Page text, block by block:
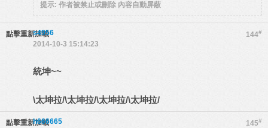
提示: 作者被禁止或刪除 內容自動屏蔽
點擊重新加載 144#
s4956
2014-10-3 15:14:23
統坤~~
\太坤拉/\太坤拉/\太坤拉/\太坤拉/
點擊重新加載 145#
h666665